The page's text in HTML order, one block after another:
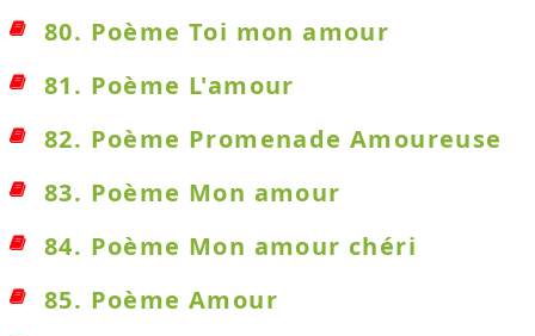
80. Poème Toi mon amour
81. Poème L'amour
82. Poème Promenade Amoureuse
83. Poème Mon amour
84. Poème Mon amour chéri
85. Poème Amour